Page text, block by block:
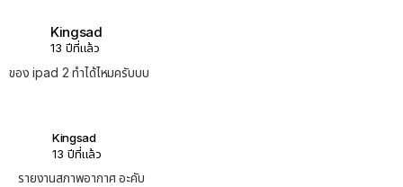
Kingsad
13 ปีที่แล้ว
ของ ipad 2 ทำได้ไหมครับบบ
Kingsad
13 ปีที่แล้ว
รายงานสภาพอากาศ อะคับ